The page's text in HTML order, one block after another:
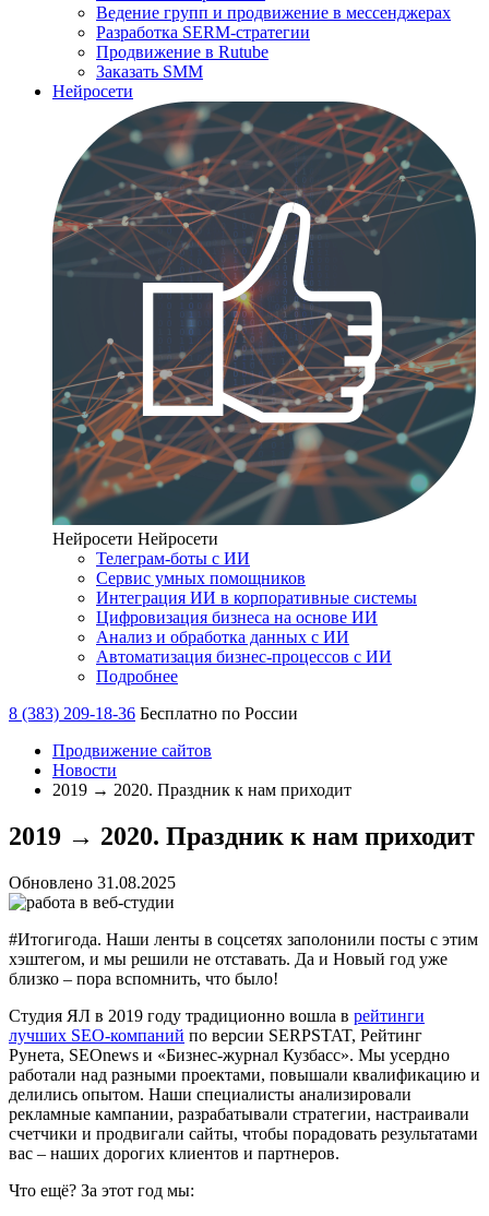
Ведение групп и продвижение в мессенджерах
Разработка SERM-стратегии
Продвижение в Rutube
Заказать SMM
Нейросети
Нейросети Нейросети
Телеграм-боты с ИИ
Сервис умных помощников
Интеграция ИИ в корпоративные системы
Цифровизация бизнеса на основе ИИ
Анализ и обработка данных с ИИ
Автоматизация бизнес-процессов с ИИ
Подробнее
8 (383) 209-18-36 Бесплатно по России
Продвижение сайтов
Новости
2019 → 2020. Праздник к нам приходит
2019 → 2020. Праздник к нам приходит
Обновлено 31.08.2025
#Итогигода. Наши ленты в соцсетях заполонили посты с этим
хэштегом, и мы решили не отставать. Да и Новый год уже
близко – пора вспомнить, что было!
Студия ЯЛ в 2019 году традиционно вошла в рейтинги
лучших SEO-компаний по версии SERPSTAT, Рейтинг
Рунета, SEOnews и «Бизнес-журнал Кузбасс». Мы усердно
работали над разными проектами, повышали квалификацию и
делились опытом. Наши специалисты анализировали
рекламные кампании, разрабатывали стратегии, настраивали
счетчики и продвигали сайты, чтобы порадовать результатами
вас – наших дорогих клиентов и партнеров.
Что ещё? За этот год мы: